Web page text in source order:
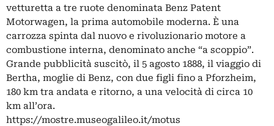
vetturetta a tre ruote denominata Benz Patent
Motorwagen, la prima automobile moderna. È una
carrozza spinta dal nuovo e rivoluzionario motore a
combustione interna, denominato anche “a scoppio”.
Grande pubblicità suscitò, il 5 agosto 1888, il viaggio di
Bertha, moglie di Benz, con due figli fino a Pforzheim,
180 km tra andata e ritorno, a una velocità di circa 10
km all’ora.
https://mostre.museogalileo.it/motus